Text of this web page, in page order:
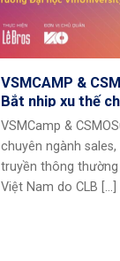
VSMCAMP &
Bắt nhịp xu thế
kiện chuyên
lớn nhất Việt Nam
VSMCamp &
chuyên ngành
truyền thông
Việt Nam do CLB [...]